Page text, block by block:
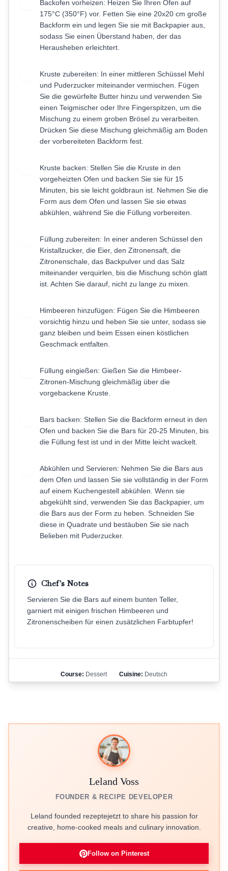
Backofen vorheizen: Heizen Sie Ihren Ofen auf
175°C (350°F) vor. Fetten Sie eine 20x20 cm große
Backform ein und legen Sie sie mit Backpapier aus,
sodass Sie einen Überstand haben, der das
Herausheben erleichtert.
Kruste zubereiten: In einer mittleren Schüssel Mehl
und Puderzucker miteinander vermischen. Fügen
Sie die gewürfelte Butter hinzu und verwenden Sie
einen Teigmischer oder Ihre Fingerspitzen, um die
Mischung zu einem groben Brösel zu verarbeiten.
Drücken Sie diese Mischung gleichmäßig am Boden
der vorbereiteten Backform fest.
Kruste backen: Stellen Sie die Kruste in den
vorgeheizten Ofen und backen Sie sie für 15
Minuten, bis sie leicht goldbraun ist. Nehmen Sie die
Form aus dem Ofen und lassen Sie sie etwas
abkühlen, während Sie die Füllung vorbereiten.
Füllung zubereiten: In einer anderen Schüssel den
Kristallzucker, die Eier, den Zitronensaft, die
Zitronenschale, das Backpulver und das Salz
miteinander verquirlen, bis die Mischung schön glatt
ist. Achten Sie darauf, nicht zu lange zu mixen.
Himbeeren hinzufügen: Fügen Sie die Himbeeren
vorsichtig hinzu und heben Sie sie unter, sodass sie
ganz bleiben und beim Essen einen köstlichen
Geschmack entfalten.
Füllung eingießen: Gießen Sie die Himbeer-
Zitronen-Mischung gleichmäßig über die
vorgebackene Kruste.
Bars backen: Stellen Sie die Backform erneut in den
Ofen und backen Sie die Bars für 20-25 Minuten, bis
die Füllung fest ist und in der Mitte leicht wackelt.
Abkühlen und Servieren: Nehmen Sie die Bars aus
dem Ofen und lassen Sie sie vollständig in der Form
auf einem Kuchengestell abkühlen. Wenn sie
abgekühlt sind, verwenden Sie das Backpapier, um
die Bars aus der Form zu heben. Schneiden Sie
diese in Quadrate und bestäuben Sie sie nach
Belieben mit Puderzucker.
Chef's Notes
Servieren Sie die Bars auf einem bunten Teller,
garniert mit einigen frischen Himbeeren und
Zitronenscheiben für einen zusätzlichen Farbtupfer!
Course: Dessert Cuisine: Deutsch
Leland Voss
FOUNDER & RECIPE DEVELOPER
Leland founded rezeptejetzt to share his passion for
creative, home-cooked meals and culinary innovation.
Follow on Pinterest